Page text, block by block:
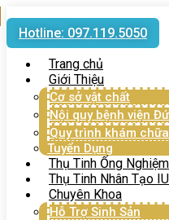
Hotline: 097.119.5050
Trang chủ
Giới Thiệu
Cơ sở vật chất
Nội quy bệnh viện
Quy trình khám
Tuyển Dụng
Thụ Tinh Ống
Thụ Tinh Nhân Tạo
Chuyên Khoa
Hỗ Trợ Sinh Sản